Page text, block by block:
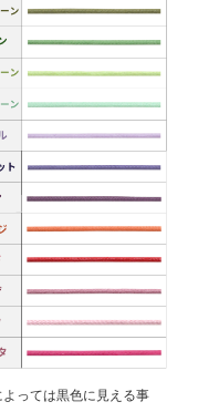
っては黒色に見える事